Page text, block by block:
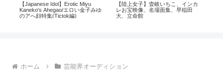
【Japanese Idol】Erotic Miyu
Kaneko's Ahegao/エロい金子みゆ
のアへ顔特集(Tictok編)
【陸上女子】壹岐いちこ、インカ
レお宝映像、名場面集、早稲田
大、立命館
ホーム 芸能界オーディション